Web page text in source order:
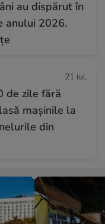
au dispărut în
anului 2026.
21 iul.
de zile fără
mașinile la
din